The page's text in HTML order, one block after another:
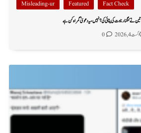
Fact Check
Featured
Misleading-ur
کنگنا رناوت کی پٹائی کی؟ نہیں، یہ دعویٰ گمراہ کن ہے
اگست 4, 2026 0